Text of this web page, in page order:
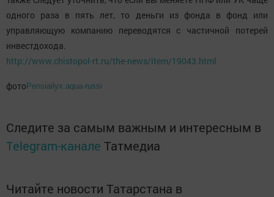
одного раза в пять лет, то деньги из фонда в фонд или
управляющую компанию переводятся с частичной потерей
инвестдохода.
http://www.chistopol-rt.ru/the-news/item/19043.html
фото Pensiailyx.aqua-russi
Следите за самым важным и интересным в
Telegram-канале Татмедиа
Читайте новости Татарстана в